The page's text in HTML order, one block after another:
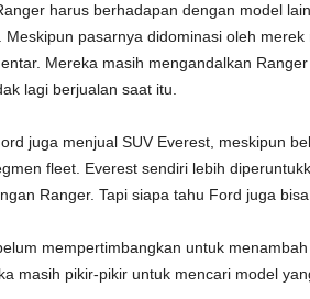
harus berhadapan dengan model
Meskipun pasarnya didominasi oleh
Mereka masih mengandalkan
lagi berjualan saat itu.
juga menjual SUV Everest, meskipun
fleet. Everest sendiri lebih
Ranger. Tapi siapa tahu Ford juga
mempertimbangkan untuk
masih pikir-pikir untuk mencari model